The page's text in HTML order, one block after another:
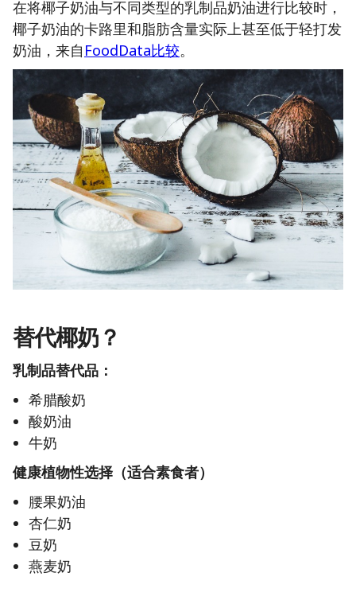
在将椰子奶油与不同类型的乳制品奶油进行比较时，
椰子奶油的卡路里和脂肪含量实际上甚至低于轻打发
奶油，来自 FoodData比较。
替代椰奶？
乳制品替代品：
希腊酸奶
酸奶油
牛奶
健康植物性选择（适合素食者）
腰果奶油
杏仁奶
豆奶
燕麦奶